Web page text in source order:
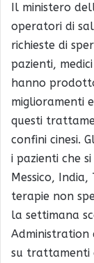
Il ministero
operatori di
richieste di
pazienti,
hanno
miglioramenti
questi
confini cinesi.
i pazienti che
Messico,
terapie non
la settimana
Administration
su trattamenti